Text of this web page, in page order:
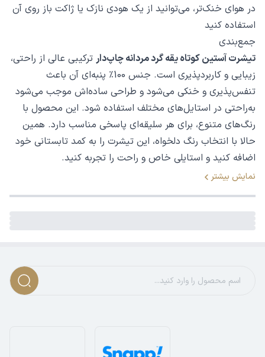
در هوای خنک‌تر، می‌توانید از یک هودی نازک یا ژاکت باز روی آن
استفاده کنید
جمع‌بندی
تیشرت آستین کوتاه یقه گرد مردانه چاپ‌دار ترکیبی عالی از راحتی،
زیبایی و کاربردپذیری است. جنس 100٪ پنبه‌ای آن باعث
تنفس‌پذیری و خنکی می‌شود و طراحی ساده‌اش موجب می‌شود
به‌راحتی در استایل‌های مختلف استفاده شود. این محصول با
رنگ‌های متنوع، برای هر سلیقه‌ای پاسخی مناسب دارد. همین
حالا با انتخاب رنگ دلخواه، این تیشرت را به کمد تابستانی خود
اضافه کنید و استایلی خاص و راحت را تجربه کنید.
نمایش بیشتر